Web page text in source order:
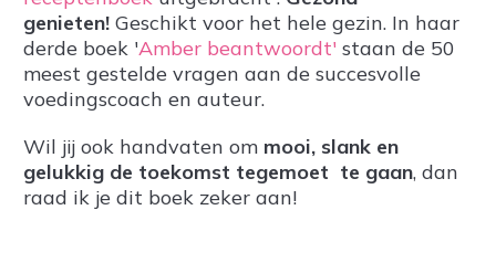
genieten! Geschikt voor het hele gezin. In haar
derde boek 'Amber beantwoordt' staan de 50
meest gestelde vragen aan de succesvolle
voedingscoach en auteur.
Wil jij ook handvaten om mooi, slank en
gelukkig de toekomst tegemoet te gaan, dan
raad ik je dit boek zeker aan!